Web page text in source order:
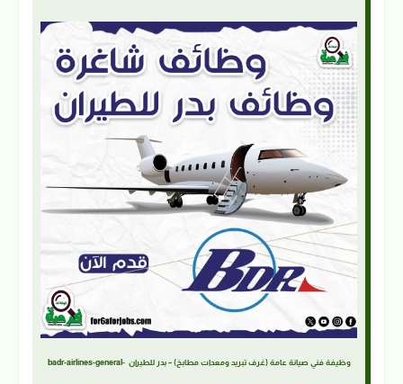
وظيفة فني صيانة عامة (غرف تبريد ومعدات مطابخ) – بدر للطيران badr-airlines-general-